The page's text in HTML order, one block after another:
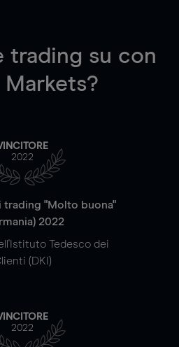
trading su con
2022
trading "Molto buona"
2022
Tedesco dei
(DKI)
2022